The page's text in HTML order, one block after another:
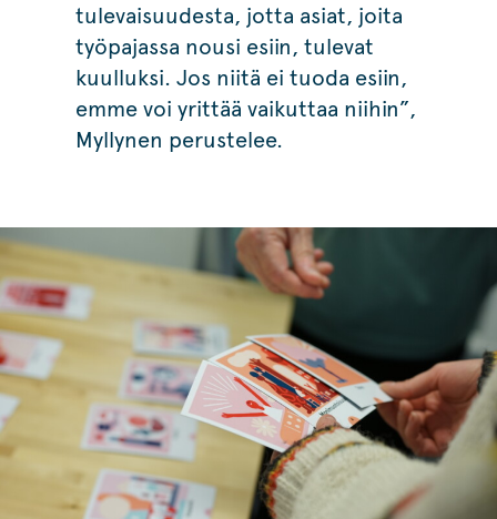
tulevaisuudesta, jotta asiat, joita
työpajassa nousi esiin, tulevat
kuulluksi. Jos niitä ei tuoda esiin,
emme voi yrittää vaikuttaa niihin”,
Myllynen perustelee.